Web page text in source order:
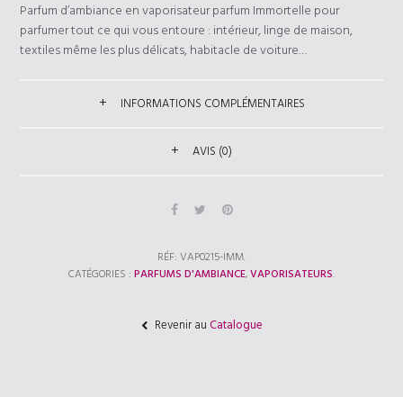
Parfum d’ambiance en vaporisateur parfum Immortelle pour
parfumer tout ce qui vous entoure : intérieur, linge de maison,
textiles même les plus délicats, habitacle de voiture…
INFORMATIONS COMPLÉMENTAIRES
AVIS (0)
RÉF:VAP0215-IMM.
CATÉGORIES :PARFUMS D'AMBIANCE,VAPORISATEURS.
Revenir auCatalogue